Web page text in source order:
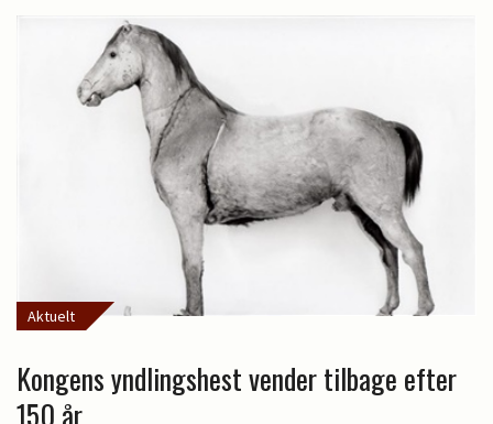
Aktuelt
Kongens yndlingshest vender tilbage efter
150 år